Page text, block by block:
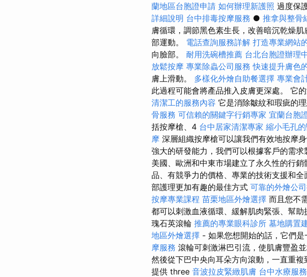
蘭地區台胞證申請 如何辦理新護照 過度保
詳細說明 台中排毒按摩服務 ● 推拿與整骨
膚循環，調節黑色素生長，改善暗沉乾燥
部運動。 電話查詢服務詳解 打造專業網站
向臉部。 耐用洗碗槽推薦 台北台胞證辦理
放鬆按摩 專業除蟲公司服務 快速提升膚色
膚上滑動。 多樣化外燴自助餐選擇 專業會
此過程可能會將產品推入皮膚更深處。 它
清潔工的服務內容 它是消除皺紋和瑕疵的
骨服務 可信賴的關鍵字行銷專家 宜蘭台胞
括按摩槍、4 台中居家清潔專家 縮小毛孔
摩 深層組織按摩槍可以讓我們有效地按摩
強大的研發能力，我們可以根據客戶的需求
美國、歐洲和中東市場建立了永久性的行銷
品、有競爭力的價格、專業的技術支援和全
部護理更加有趣的最佳方式 可靠的外燴公
按摩專業課程 苗栗地區外燴選擇 而且您不
都可以刺激血液循環、緩解肌肉緊張、幫助
瑰石英滾輪 推薦的專業眼科診所 墓地購置
地區外燴選擇 - 如果您想開始的話，它們是
摩服務 滾輪可刺激淋巴引流，使肌膚豐盈
然後從下巴中央向耳朵方向滾動，一直重
提供 three 音波拉皮緊緻肌膚 台中水療服務